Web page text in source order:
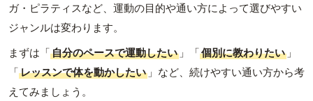
ガ・ピラティスなど、運動の目的や通い方によって選びやすい
ジャンルは変わります。
まずは「自分のペースで運動したい 」「個別に教わりたい 」
「レッスンで体を動かしたい 」など、続けやすい通い方から考
えてみましょう。